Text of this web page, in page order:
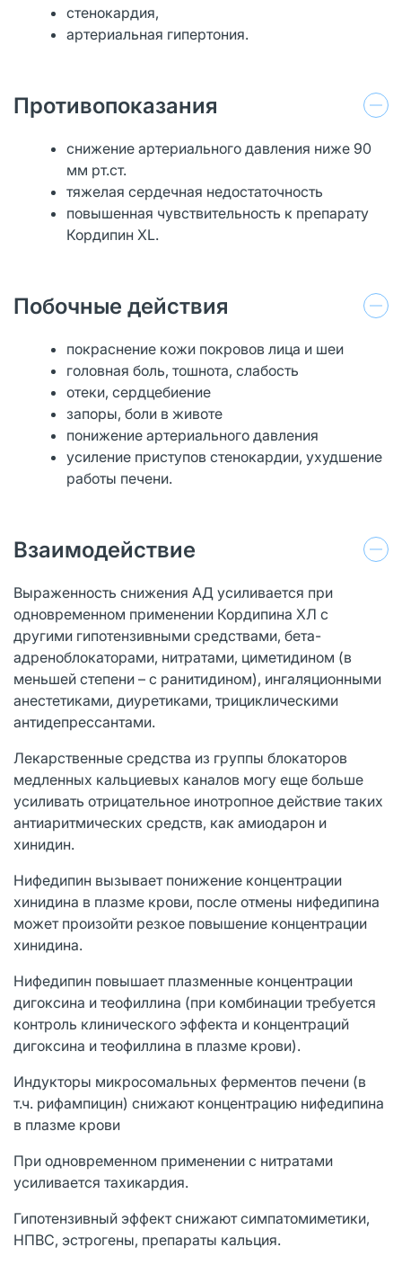
стенокардия,
артериальная гипертония.
Противопоказания
снижение артериального давления ниже 90
мм рт.ст.
тяжелая сердечная недостаточность
повышенная чувствительность к препарату
Кордипин XL.
Побочные действия
покраснение кожи покровов лица и шеи
головная боль, тошнота, слабость
отеки, сердцебиение
запоры, боли в животе
понижение артериального давления
усиление приступов стенокардии, ухудшение
работы печени.
Взаимодействие
Выраженность снижения АД усиливается при
одновременном применении Кордипина ХЛ с
другими гипотензивными средствами, бета-
адреноблокаторами, нитратами, циметидином (в
меньшей степени – с ранитидином), ингаляционными
анестетиками, диуретиками, трициклическими
антидепрессантами.
Лекарственные средства из группы блокаторов
медленных кальциевых каналов могу еще больше
усиливать отрицательное инотропное действие таких
антиаритмических средств, как амиодарон и
хинидин.
Нифедипин вызывает понижение концентрации
хинидина в плазме крови, после отмены нифедипина
может произойти резкое повышение концентрации
хинидина.
Нифедипин повышает плазменные концентрации
дигоксина и теофиллина (при комбинации требуется
контроль клинического эффекта и концентраций
дигоксина и теофиллина в плазме крови).
Индукторы микросомальных ферментов печени (в
т.ч. рифампицин) снижают концентрацию нифедипина
в плазме крови
При одновременном применении с нитратами
усиливается тахикардия.
Гипотензивный эффект снижают симпатомиметики,
НПВС, эстрогены, препараты кальция.